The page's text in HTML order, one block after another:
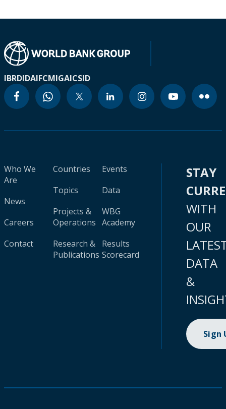
IBRDIDAIFCMIGAICSID
Who We
Are
News
Careers
Contact
Countries
Topics
Projects &
Operations
Research &
Publications
Events
Data
WBG
Academy
Results
Scorecard
STAY
WITH
OUR
DATA
&
Sign